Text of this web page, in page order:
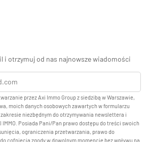
i otrzymuj od nas najnowsze wiadomości
przez Axi Immo Group z siedzibą w Warszawie,
moich danych osobowych zawartych w formularzu
niezbędnym do otrzymywania newslettera i
Posiada Pani/Pan prawo dostępu do treści swoich
ograniczenia przetwarzania, prawo do
cofnięcia zgody w dowolnym momencie bez wpływu na